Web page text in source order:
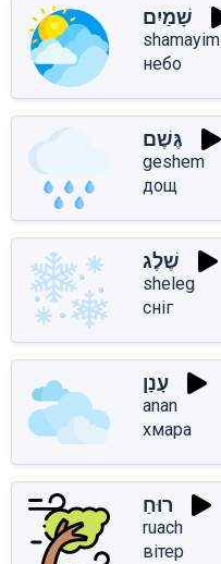
שָׁמַיִם
shamayim
небо
גֶּשֶׁם
geshem
дощ
שֶׁלֶג
sheleg
сніг
עָנָן
anan
хмара
רוּחַ
ruach
вітер